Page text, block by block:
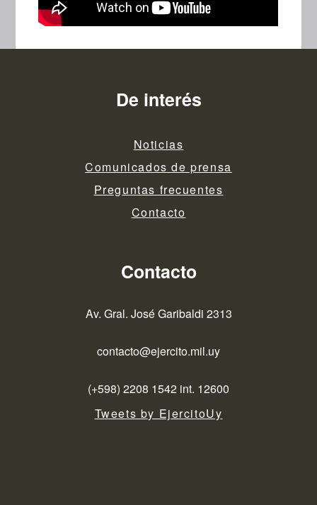
De interés
Noticias
Comunicados de prensa
Preguntas frecuentes
Contacto
Contacto
Av. Gral. José Garibaldi 2313
contacto@ejercito.mil.uy
(+598) 2208 1542 int. 12600
Tweets by EjercitoUy